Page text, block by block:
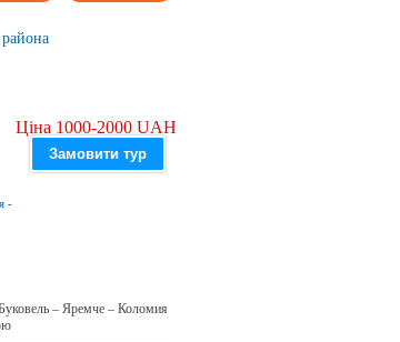
-
Ціна 1000-2000 UAH
Замовити тур
– Яремче – Коломия